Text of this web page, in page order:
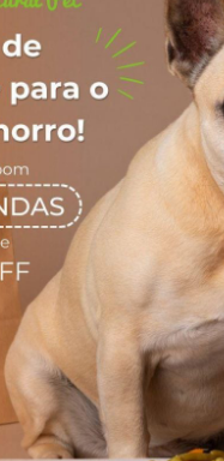
Adultos